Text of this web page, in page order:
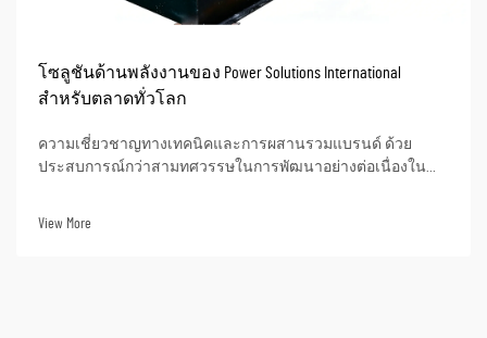
โซลูชันด้านพลังงานของ Power Solutions International
สำหรับตลาดทั่วโลก
ความเชี่ยวชาญทางเทคนิคและการผสานรวมแบรนด์ ด้วย
ประสบการณ์กว่าสามทศวรรษในการพัฒนาอย่างต่อเนื่องใน
View More